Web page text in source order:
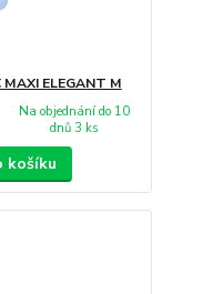
ELEGANT M
Na objednání do 10
dnů 3 ks
košíku